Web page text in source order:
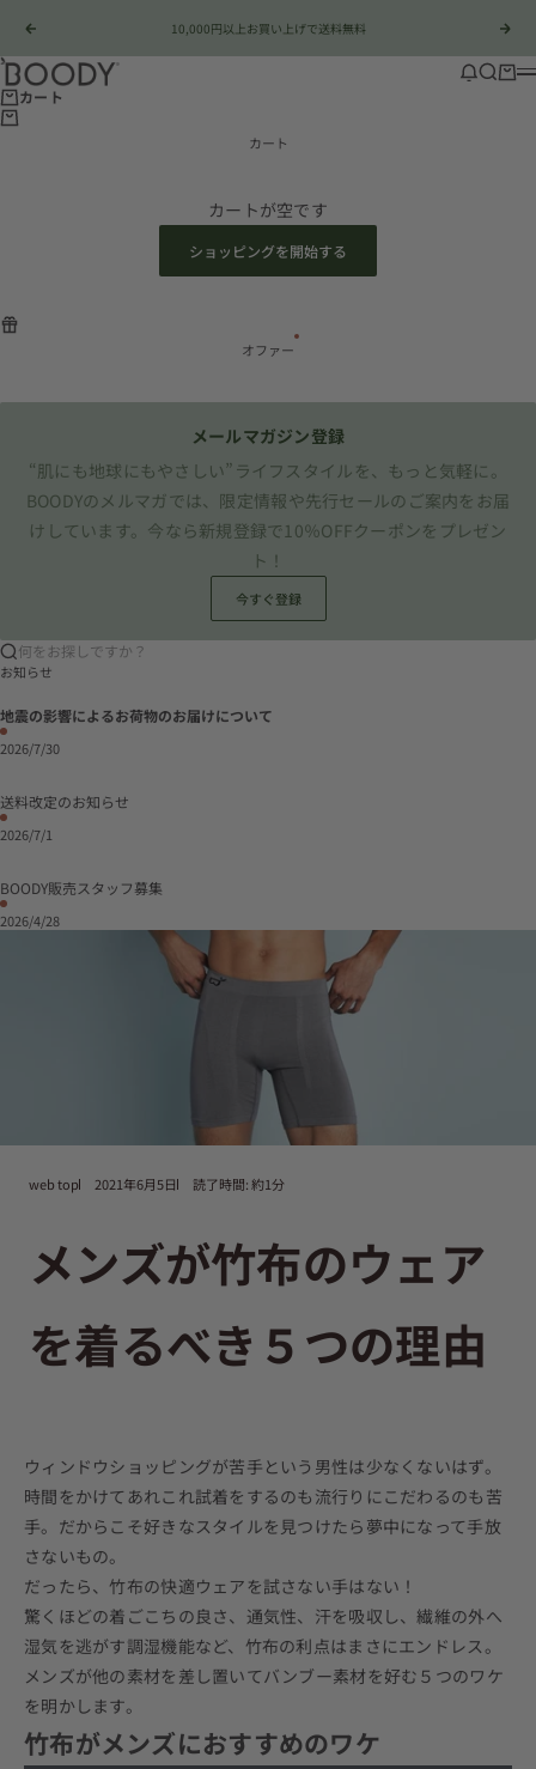
前へ
10,000円以上お買い上げで送料無料
次
Boody Japan
店舗情
検索カー
カート
カート
カートが空です
ショッピングを開始する
オファー
メールマガジン登録
“肌にも地球にもやさしい”ライフスタイルを、もっと気軽に。
BOODYのメルマガでは、限定情報や先行セールのご案内をお届
けしています。今なら新規登録で10％OFFクーポンをプレゼン
ト！
今すぐ登録
何をお探しですか？
お知らせ
地震の影響によるお荷物のお届けについて
2026/7/30
送料改定のお知らせ
2026/7/1
BOODY販売スタッフ募集
2026/4/28
web top 2021年6月5日 読了時間: 約1分
メンズが竹布のウェア
を着るべき５つの理由
ウィンドウショッピングが苦手という男性は少なくないはず。
時間をかけてあれこれ試着をするのも流行りにこだわるのも苦
手。だからこそ好きなスタイルを見つけたら夢中になって手放
さないもの。
だったら、 竹布の快適ウェア を試さない手はない！
驚くほどの着ごこちの良さ、通気性、汗を吸収し、繊維の外へ
湿気を逃がす調湿機能など、竹布の利点はまさにエンドレス。
メンズが他の素材を差し置いてバンブー素材を好む５つのワケ
を明かします。
竹布がメンズにおすすめのワケ